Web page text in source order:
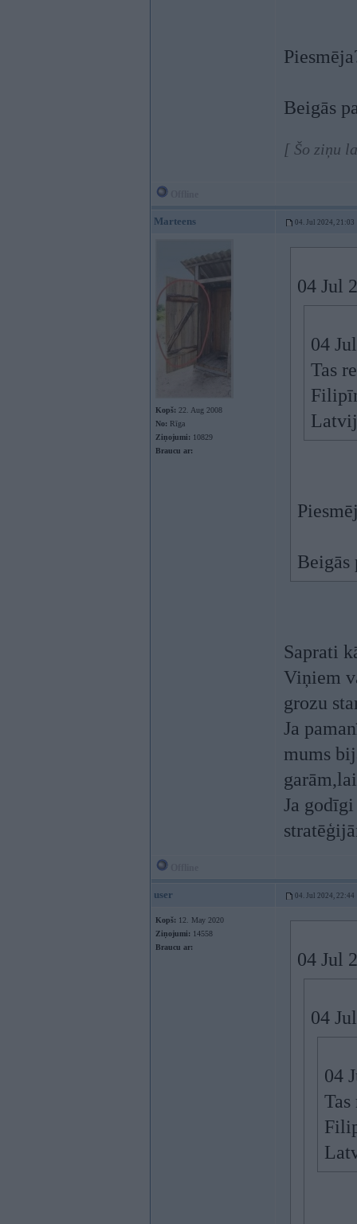
Beigās
[ Šo ziņu
Marteens 04. Jul 2024, 21:03
Kopš: 22. Aug 2008
No: Rīga
Ziņojumi: 10829
Braucu ar:
04 Jul
04
Tas
Beigās
Saprati
Viņiem
grozu
Ja
mums
Ja
user 04. Jul 2024, 22:44
Kopš: 12. May 2020
Ziņojumi: 14558
Braucu ar:
04 Jul
04
04